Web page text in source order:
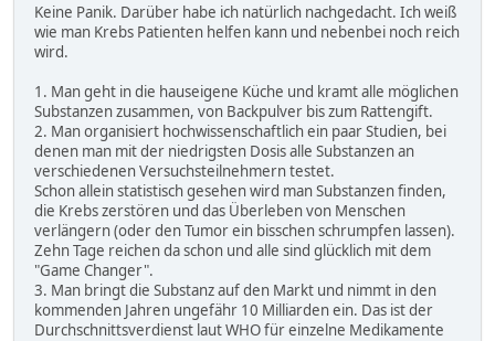
Keine Panik. Darüber habe ich natürlich nachgedacht. Ich weiß
wie man Krebs Patienten helfen kann und nebenbei noch reich
wird.
1. Man geht in die hauseigene Küche und kramt alle möglichen
Substanzen zusammen, von Backpulver bis zum Rattengift.
2. Man organisiert hochwissenschaftlich ein paar Studien, bei
denen man mit der niedrigsten Dosis alle Substanzen an
verschiedenen Versuchsteilnehmern testet.
Schon allein statistisch gesehen wird man Substanzen finden,
die Krebs zerstören und das Überleben von Menschen
verlängern (oder den Tumor ein bisschen schrumpfen lassen).
Zehn Tage reichen da schon und alle sind glücklich mit dem
"Game Changer".
3. Man bringt die Substanz auf den Markt und nimmt in den
kommenden Jahren ungefähr 10 Milliarden ein. Das ist der
Durchschnittsverdienst laut WHO für einzelne Medikamente